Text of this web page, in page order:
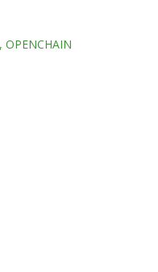
OPENCHAIN